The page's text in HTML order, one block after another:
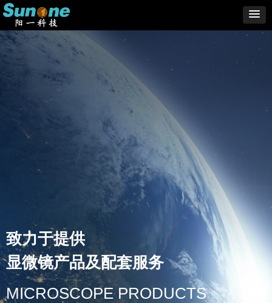
MICROSCOPE PRODUCTS
致力于提供
显微镜产品及配套服务